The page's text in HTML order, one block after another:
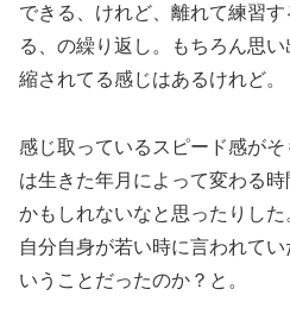
できる、けれど、離れて練習
る、の繰り返し。もちろん思
縮されてる感じはあるけれど。
感じ取っているスピード感が
は生きた年月によって変わる
かもしれないなと思ったりした
自分自身が若い時に言われて
いうことだったのか？と。